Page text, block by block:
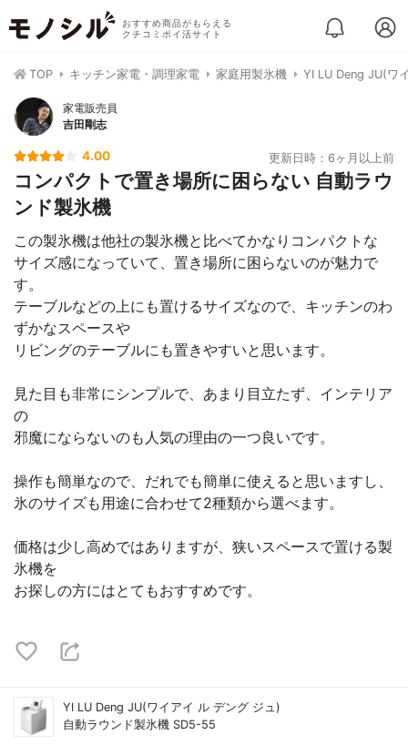
おすすめ商品がもらえる
クチコミポイ活サイト
TOP キッチン家電・調理家電 家庭用製氷機 YI LU Deng JU(ワ
家電販売員
吉田剛志
4.00 更新日時：6ヶ月以上前
コンパクトで置き場所に困らない 自動ラウ
ンド製氷機
この製氷機は他社の製氷機と比べてかなりコンパクトな
サイズ感になっていて、置き場所に困らないのが魅力で
す。
テーブルなどの上にも置けるサイズなので、キッチンのわ
ずかなスペースや
リビングのテーブルにも置きやすいと思います。
見た目も非常にシンプルで、あまり目立たず、インテリア
の
邪魔にならないのも人気の理由の一つ良いです。
操作も簡単なので、だれでも簡単に使えると思いますし、
氷のサイズも用途に合わせて2種類から選べます。
価格は少し高めではありますが、狭いスペースで置ける製
氷機を
お探しの方にはとてもおすすめです。
YI LU Deng JU(ワイアイ ル デング ジュ)
自動ラウンド製氷機 SD5-55